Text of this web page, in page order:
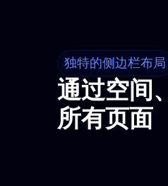
独特的侧边栏布局
通过空间
所有页面